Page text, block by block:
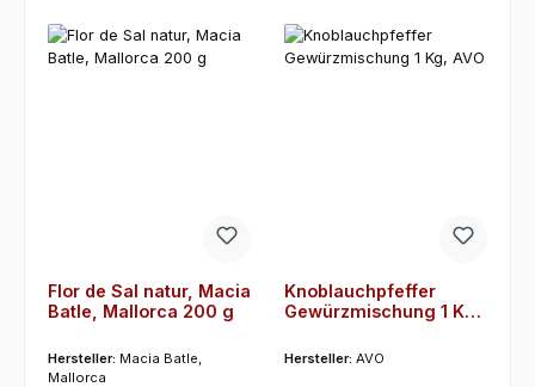
Flor de Sal natur, Macia
Batle, Mallorca 200 g
Hersteller: Macia Batle,
Mallorca
Knoblauchpfeffer
Gewürzmischung 1 Kg,
Hersteller: AVO